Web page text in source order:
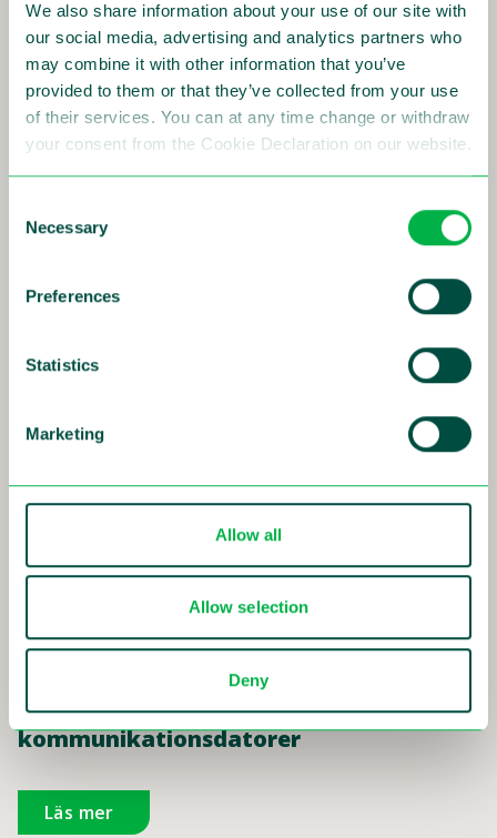
We also share information about your use of our site with
our social media, advertising and analytics partners who
may combine it with other information that you’ve
provided to them or that they’ve collected from your use
of their services. You can at any time change or withdraw
your consent from the Cookie Declaration on our website.
Selection
Necessary
Preferences
Statistics
Marketing
Allow all
Allow selection
Deny
28-11-2005
Sensys Traffic vinner upphandling i
Holland
Sensys Traffic vinner upphandling i Kina
Läs mer
Sensys Traffic får order på
kommunikationsdatorer
Läs mer